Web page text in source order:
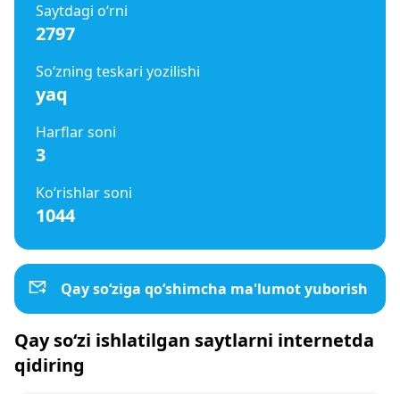
Saytdagi o‘rni
2797
So‘zning teskari yozilishi
yaq
Harflar soni
3
Ko‘rishlar soni
1044
Qay so‘ziga qo‘shimcha ma'lumot yuborish
Qay so‘zi ishlatilgan saytlarni internetda
qidiring